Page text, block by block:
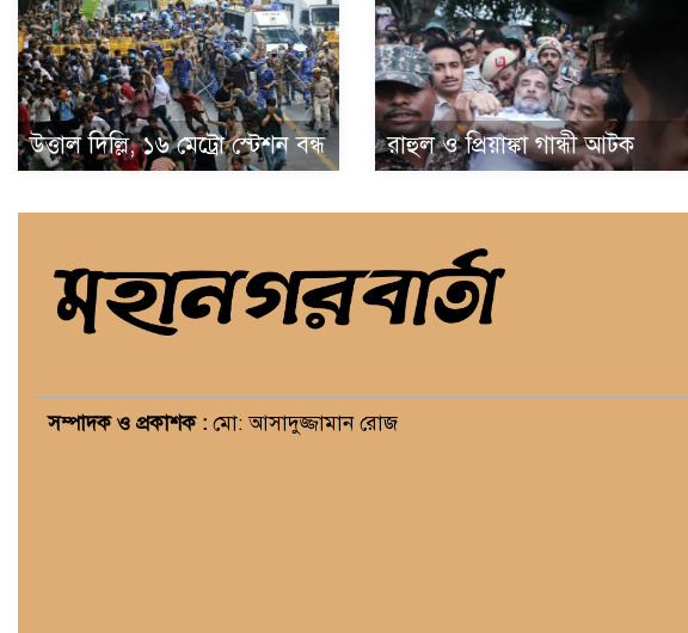
উত্তাল দিল্লি, ১৬ মেট্রো স্টেশন বন্ধ রাহুল ও প্রিয়াঙ্কা গান্ধী আটক
সম্পাদক ও প্রকাশক : মো: আসাদুজ্জামান রোজ